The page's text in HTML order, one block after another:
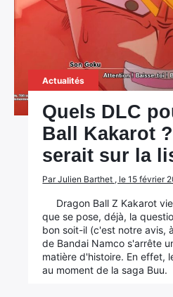
Actualités
Quels DLC
Ball Kakarot
serait sur la
Par Julien Barthet , le 15 février
Dragon Ball Z Kakarot
que se pose, déjà, la
bon soit-il (c'est notre avis,
de Bandai Namco s'arrête
matière d'histoire. En effet,
au moment de la saga Buu.